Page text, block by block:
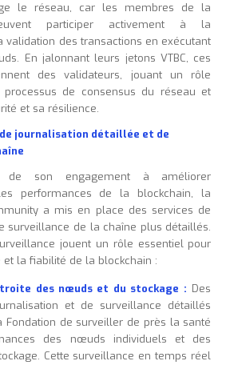
le réseau, car les membres de la
participer activement à la
validation des transactions en exécutant
En jalonnant leurs jetons VTBC, ces
des validateurs, jouant un rôle
de consensus du réseau et
et sa résilience.
journalisation détaillée et de
son engagement à améliorer
performances de la blockchain, la
a mis en place des services de
surveillance de la chaîne plus détaillés.
jouent un rôle essentiel pour
la fiabilité de la blockchain :
des nœuds et du stockage : Des
et de surveillance détaillés
Fondation de surveiller de près la santé
des nœuds individuels et des
Cette surveillance en temps réel